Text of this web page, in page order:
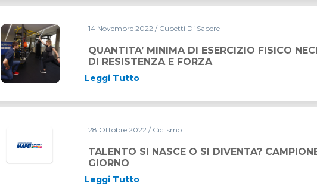
QUANTITA’ MINIMA DI ESERCIZIO FISICO NECESSARIA PER IL
14 Novembre 2022 / Cubetti Di Sapere
QUANTITA’ MINIMA DI ESERCIZIO FISICO
DI RESISTENZA E FORZA
Leggi Tutto
28 Ottobre 2022 / Ciclismo
TALENTO SI NASCE O SI DIVENTA?
GIORNO
Leggi Tutto